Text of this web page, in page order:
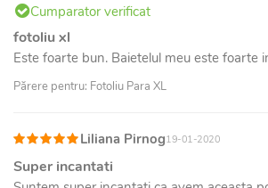
Cumparator verificat
fotoliu xl
Este foarte bun. Baietelul meu este foarte
Părere pentru: Fotoliu Para XL
Liliana Pirnog19-01-2020
Super incantati